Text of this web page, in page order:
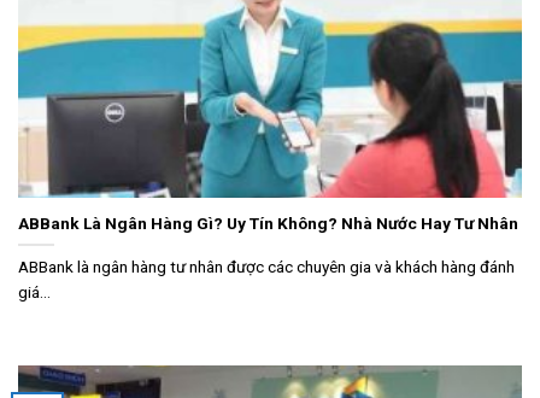
ABBank Là Ngân Hàng Gì? Uy Tín Không? Nhà Nước Hay Tư Nhân
ABBank là ngân hàng tư nhân được các chuyên gia và khách hàng đánh
giá...